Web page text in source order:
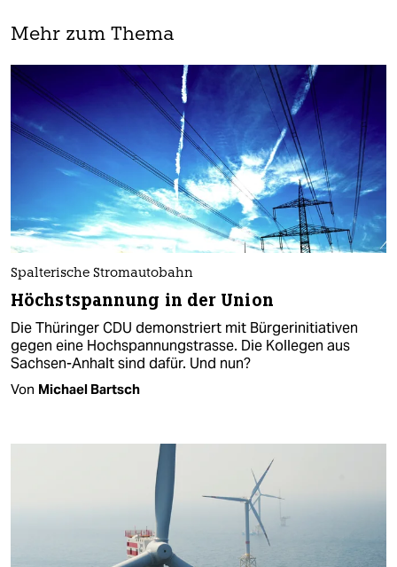
Mehr zum Thema
Spalterische Stromautobahn
Höchstspannung in der Union
Die Thüringer CDU demonstriert mit Bürgerinitiativen
gegen eine Hochspannungstrasse. Die Kollegen aus
Sachsen-Anhalt sind dafür. Und nun?
Von Michael Bartsch